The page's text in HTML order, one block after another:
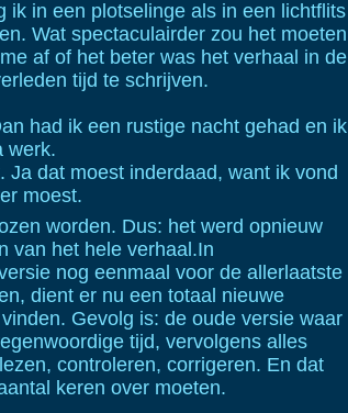
ik in een plotselinge als in een lichtflits
Wat spectaculairder zou het moeten
af of het beter was het verhaal in de
tijd te schrijven.
had ik een rustige nacht gehad en ik
werk.
dat moest inderdaad, want ik vond
moest.
worden. Dus: het werd opnieuw
van het hele verhaal.In
nog eenmaal voor de allerlaatste
dient er nu een totaal nieuwe
Gevolg is: de oude versie waar
tijd, vervolgens alles
controleren, corrigeren. En dat
keren over moeten.